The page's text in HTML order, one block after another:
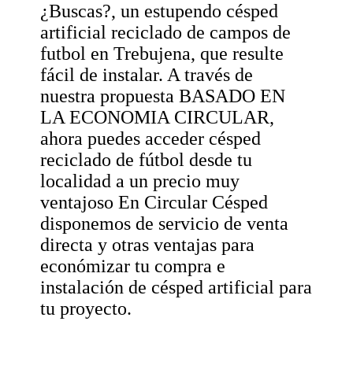
¿Buscas?, un estupendo césped
artificial reciclado de campos de
futbol en Trebujena, que resulte
fácil de instalar. A través de
nuestra propuesta BASADO EN
LA ECONOMIA CIRCULAR,
ahora puedes acceder césped
reciclado de fútbol desde tu
localidad a un precio muy
ventajoso En Circular Césped
disponemos de servicio de venta
directa y otras ventajas para
económizar tu compra e
instalación de césped artificial para
tu proyecto.